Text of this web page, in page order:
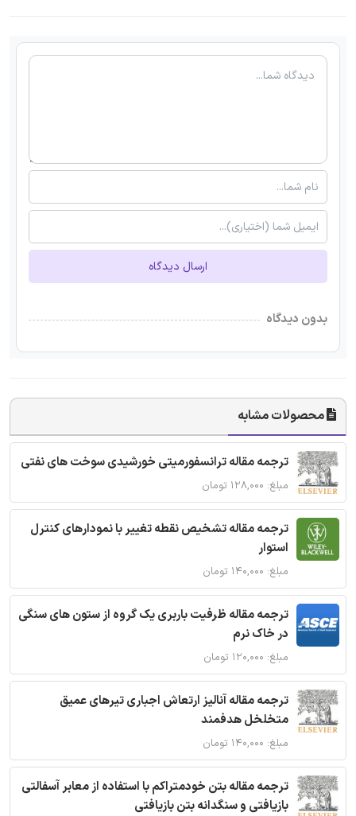
ارسال دیدگاه
بدون دیدگاه
محصولات مشابه
ترجمه مقاله ترانسفورمیتی خورشیدی سوخت های نفتی
مبلغ: ۱۲۸,۰۰۰ تومان
ترجمه مقاله تشخیص نقطه تغییر با نمودارهای کنترل
استوار
مبلغ: ۱۴۰,۰۰۰ تومان
ترجمه مقاله ظرفیت باربری یک گروه از ستون های سنگی
در خاک نرم
مبلغ: ۱۲۰,۰۰۰ تومان
ترجمه مقاله آنالیز ارتعاش اجباری تیرهای عمیق
متخلخل هدفمند
مبلغ: ۱۴۰,۰۰۰ تومان
ترجمه مقاله بتن خودمتراکم با استفاده از معابر آسفالتی
بازیافتی و سنگدانه بتن بازیافتی